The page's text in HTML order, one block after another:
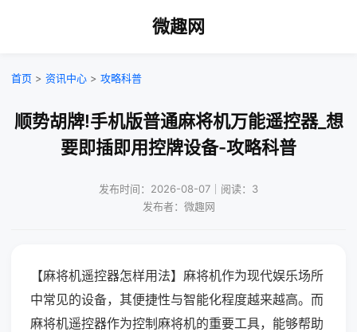
微趣网
首页 > 资讯中心 > 攻略科普
顺势胡牌!手机版普通麻将机万能遥控器_想
要即插即用控牌设备-攻略科普
发布时间：2026-08-07｜阅读：3
发布者：微趣网
【麻将机遥控器怎样用法】麻将机作为现代娱乐场所
中常见的设备，其便捷性与智能化程度越来越高。而
麻将机遥控器作为控制麻将机的重要工具，能够帮助